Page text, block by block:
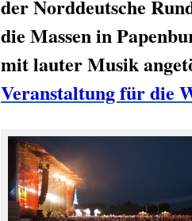
der Norddeutsche
die Massen in
mit lauter Musik
Veranstaltung für die